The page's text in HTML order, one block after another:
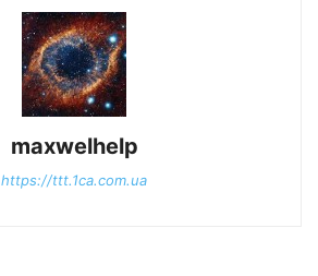
maxwelhelp
https://ttt.1ca.com.ua